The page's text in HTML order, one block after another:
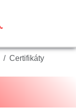
Certifikáty